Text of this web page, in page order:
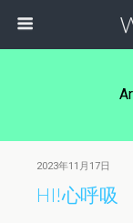
2023年11月17日
HI!心呼吸